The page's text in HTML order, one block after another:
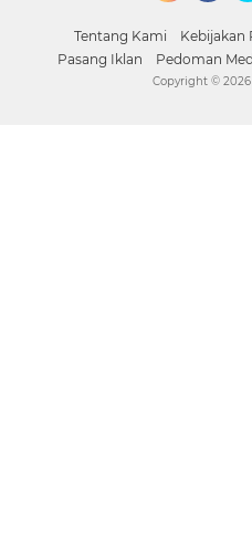
Tentang Kami Kebijakan
Pasang Iklan
Pedoman
Copyright ©